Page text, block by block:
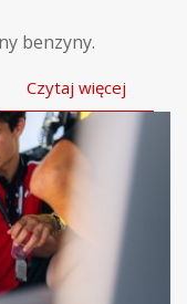
benzyny.
Czytaj więcej